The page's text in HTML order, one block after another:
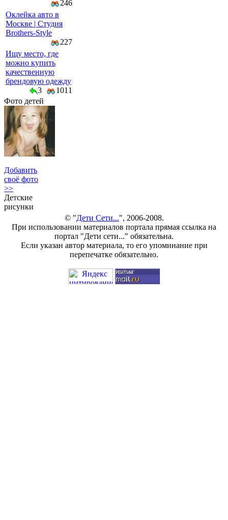
246
Оклейка авто в
Москве | Студия
Brothers-Style
227
Ищу место, где
можно купить
качественную
брендовую одежду
3
1011
Фото детей
Добавить
своё фото
>>
Детские
рисунки
© "Дети Сети...", 2006-2008.
При использовании материалов портала прямая ссылка на
портал "Дети сети..." обязательна.
Если указан автор материала, то его упоминание при
перепечатке обязательно.